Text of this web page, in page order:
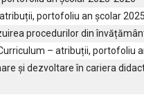
portofoliu an școlar
procedurilor din
– atribuții, portofoliu
și dezvoltare în cariera